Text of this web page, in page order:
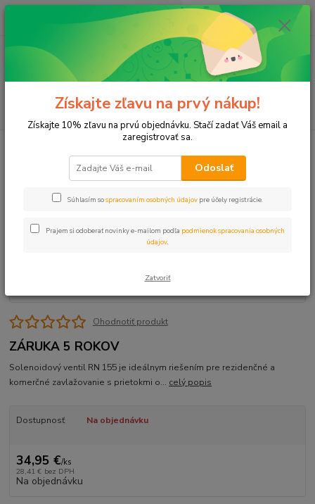
Menu
(Po-Pia, 8-17 hod.)
ks
za0 €
Elektroventil 1" RN155 9V VOZ/MT s regul.
Elektroventil 1" RN155 9V
VOZ/MT s regul.
Ohodnotiť produkt
ZÁRUKA 5 ROKOV
Solenoidový ventil RN 155 je ideálnym riešením pre rezidenčné a
komerčné zavlažovanie s prietokmi o... celý popis
Dostupnosť Na objednávku
34,95 €/ks
28,41 € bez DPH
Na objednávku
Získajte zľavu na prvý nákup!
Získajte 10% zľavu na prvú objednávku. Stačí zadať Váš email a
zaregistrovať sa.
Odoslať
Súhlasím sospracovaním osobných údajov pre účely registrácie.
Prajem si odoberať novinky e-mailom podľa podmienok spracovania osobných
údajov
Zatvoriť